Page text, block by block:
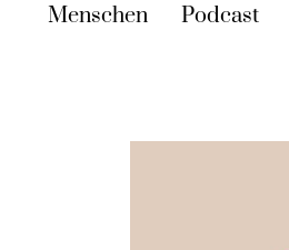
Menschen Podcast